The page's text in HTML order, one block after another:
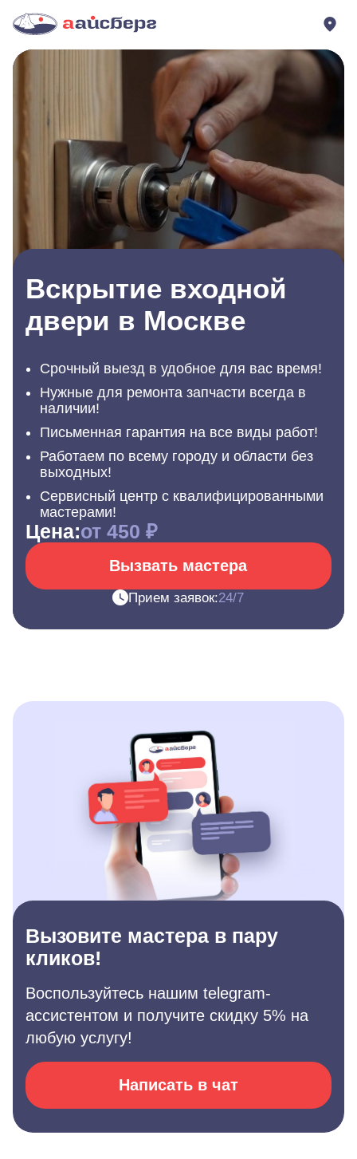
Вскрытие входной
двери в Москве
Срочный выезд в удобное для вас время!
Нужные для ремонта запчасти всегда в
наличии!
Письменная гарантия на все виды работ!
Работаем по всему городу и области без
выходных!
Сервисный центр с квалифицированными
мастерами!
Цена:от 450 ₽
Вызвать мастера
Прием заявок:24/7
Вызовите мастера в пару
кликов!
Воспользуйтесь нашим telegram-
ассистентом и получите скидку 5% на
любую услугу!
Написать в чат